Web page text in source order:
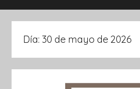
Día: 30 de mayo de 2026